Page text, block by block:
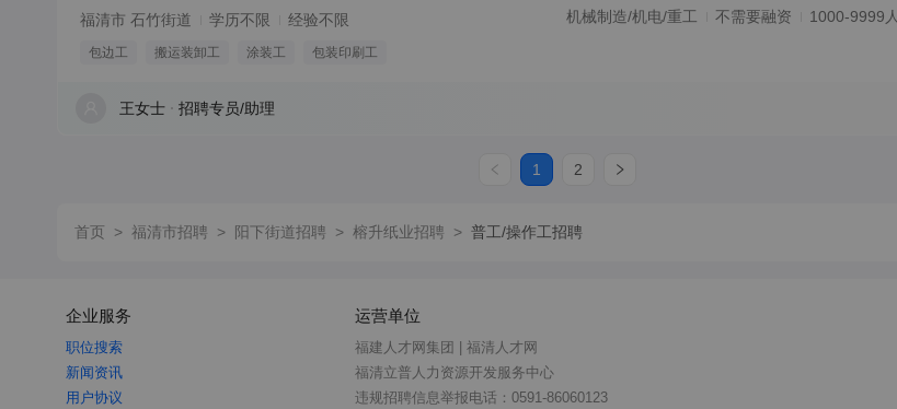
福清市 石竹街道 学历不限 经验不限
包边工 搬运装卸工 涂装工 包装印刷工
机械制造/机电/重工 不需要融资 1000-9999人
王女士 招聘专员/助理
1 2
首页 > 福清市招聘 > 阳下街道招聘 > 榕升纸业招聘 > 普工/操作工招聘
企业服务
职位搜索
新闻资讯
用户协议
运营单位
福建人才网集团 | 福清人才网
福清立普人力资源开发服务中心
违规招聘信息举报电话：0591-86060123